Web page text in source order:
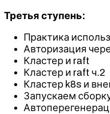
Третья ступень:
Практика
Авторизация
Кластер и raft
Кластер и raft ч.2
Кластер k8s и
Запускаем